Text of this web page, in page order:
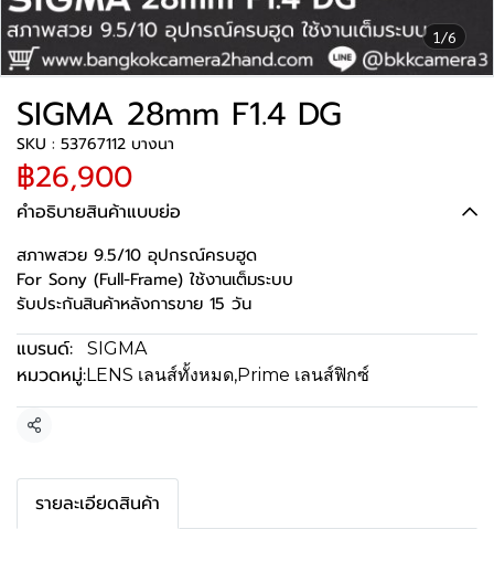
1/6
SIGMA 28mm F1.4 DG
SKU : 53767112 บางนา
฿26,900
คำอธิบายสินค้าแบบย่อ
สภาพสวย 9.5/10 อุปกรณ์ครบฮูด
For Sony (Full-Frame) ใช้งานเต็มระบบ
รับประกันสินค้าหลังการขาย 15 วัน
แบรนด์: SIGMA
หมวดหมู่:LENS เลนส์ทั้งหมด,Prime เลนส์ฟิกซ์
แชร์
รายละเอียดสินค้า